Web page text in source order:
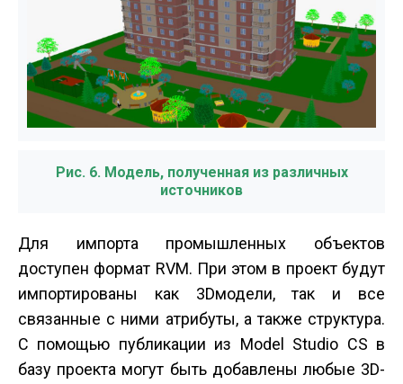
Рис. 6. Модель, полученная из различных
источников
Для импорта промышленных объектов
доступен формат RVM. При этом в проект будут
импортированы как 3D­модели, так и все
связанные с ними атрибуты, а также структура.
С помощью публикации из Model Studio CS в
базу проекта могут быть добавлены любые 3D­